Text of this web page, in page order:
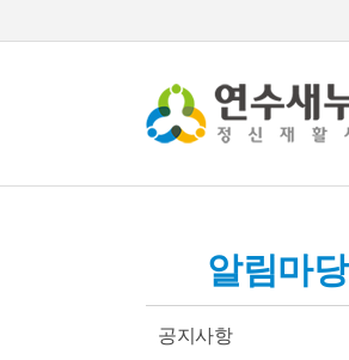
알림마당
공지사항